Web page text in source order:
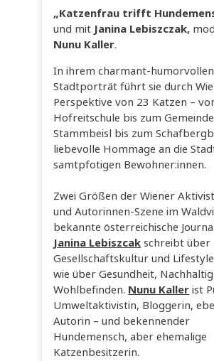
„Katzenfrau trifft
und mit Janina Lebiszczak,
Nunu Kaller.
In ihrem charmant-humorvollen
Stadtporträt führt sie durch
Perspektive von 23 Katzen –
Hofreitschule bis zum
Stammbeisl bis zum
liebevolle Hommage an die
samtpfotigen Bewohner:innen.
Zwei Größen der Wiener
und Autorinnen-Szene im
bekannte österreichische
Janina Lebiszcakschreibt über
Gesellschaftskultur und
wie über Gesundheit,
Wohlbefinden. Nunu Kallerist
Umweltaktivistin, Bloggerin,
Autorin – und bekennender
Hundemensch, aber ehemalige
Katzenbesitzerin.